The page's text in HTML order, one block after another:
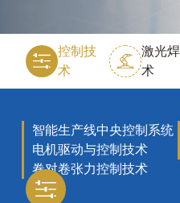
控制技
术
激光
术
智能生产线中央控制系统
电机驱动与控制技术
卷对卷张力控制技术